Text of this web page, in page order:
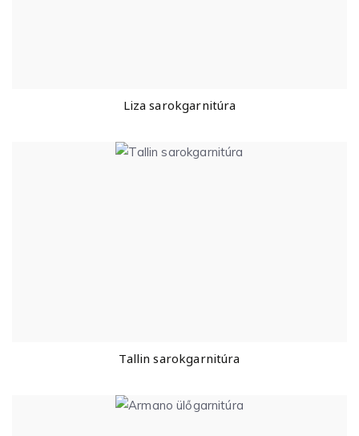
Liza sarokgarnitúra
Tallin sarokgarnitúra